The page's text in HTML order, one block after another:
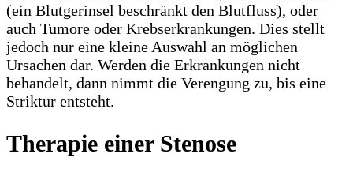
(ein Blutgerinsel beschränkt den Blutfluss), oder
auch Tumore oder Krebserkrankungen. Dies stellt
jedoch nur eine kleine Auswahl an möglichen
Ursachen dar. Werden die Erkrankungen nicht
behandelt, dann nimmt die Verengung zu, bis eine
Striktur entsteht.
Therapie einer Stenose